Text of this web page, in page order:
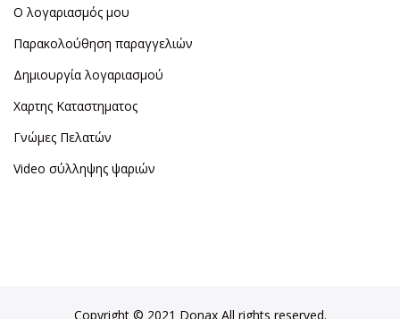
Ο λογαριασμός μου
Παρακολούθηση παραγγελιών
Δημιουργία λογαριασμού
Χαρτης Καταστηματος
Γνώμες Πελατών
Video σύλληψης ψαριών
Copyright © 2021 Donax All rights reserved.